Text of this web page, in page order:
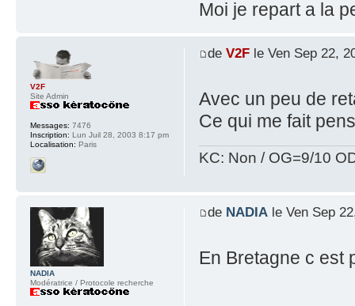
Moi je repart a la
de V2Fle Ven Sep 22,
Avec un peu de
Ce qui me fait
KC: Non / OG=9/10
V2F
Site Admin
Messages: 7476
Inscription: Lun Juil 28, 2003 8:17 pm
Localisation: Paris
de NADIAle Ven Sep
En Bretagne c est
NADIA
Modératrice / Protocole recherche